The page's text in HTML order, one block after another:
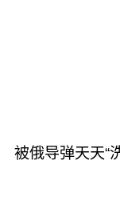
被俄导弹天天“